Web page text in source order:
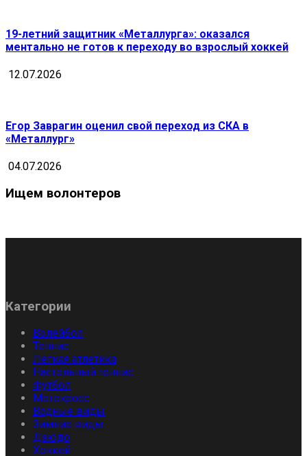
19-летний защитник «Металлурга»: оказался
ментально не готов к переходу во взрослый хоккей
12.07.2026
Егор Заврагин оценил свой переход из СКА в
«Металлург»
04.07.2026
Ищем волонтеров
Категории
Волейбол
Теннис
Легкая атлетика
Настольный теннис
Футбол
Мотокросс
Водные виды
Зимние виды
Дзюдо
Хоккей